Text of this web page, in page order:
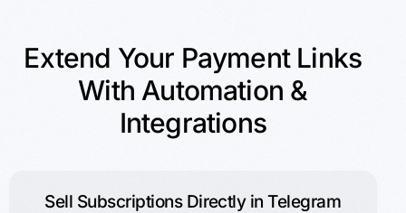
Extend Your Payment Links
With Automation &
Integrations
Sell Subscriptions Directly in Telegram